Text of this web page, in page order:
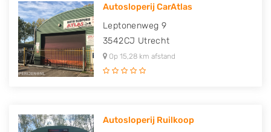
Autosloperij CarAtlas
Leptonenweg 9
3542CJ Utrecht
Op 15,28 km afstand
Autosloperij Ruilkoop